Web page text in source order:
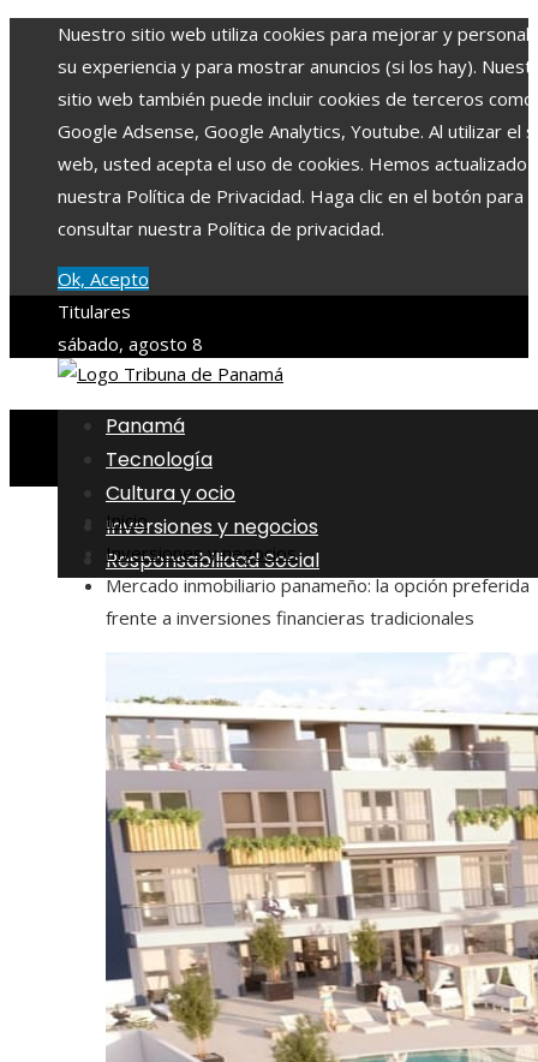
Nuestro sitio web utiliza cookies para mejorar y
su experiencia y para mostrar anuncios (si los hay).
sitio web también puede incluir cookies de terceros como
Google Adsense, Google Analytics, Youtube. Al utilizar el
web, usted acepta el uso de cookies. Hemos actualizado
nuestra Política de Privacidad. Haga clic en el botón para
consultar nuestra Política de privacidad.
Ok, Acepto
Titulares
sábado, agosto 8
Panamá
Tecnología
Cultura y ocio
Inversiones y negocios
Responsabilidad Social
Inicio
Inversiones y negocios
Mercado inmobiliario panameño: la opción preferida
frente a inversiones financieras tradicionales